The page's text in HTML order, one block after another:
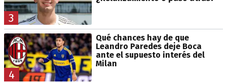
3
4
Qué chances hay de que
Leandro Paredes deje Boca
ante el supuesto interés del
Milan